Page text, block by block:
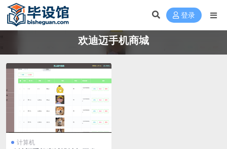
登录
欢迪迈手机商城
计算机